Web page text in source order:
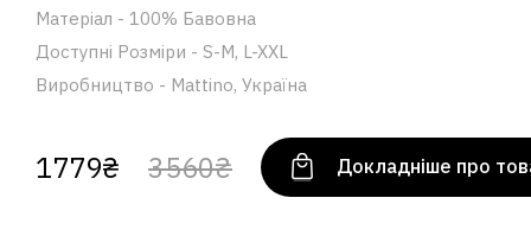
Матеріал - 100% Бавовна
Доступні Розміри - S-M, L-XXL
Виробництво - Mattino, Україна
1779₴ 3560₴ Докладніше про